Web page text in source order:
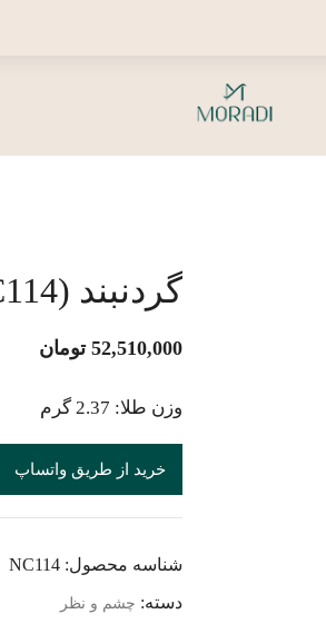
گردنبند (NC114)
52,510,000 تومان
وزن طلا: 2.37 گرم
خرید از طریق واتساپ
شناسه محصول:NC114
دسته: چشم و نظر